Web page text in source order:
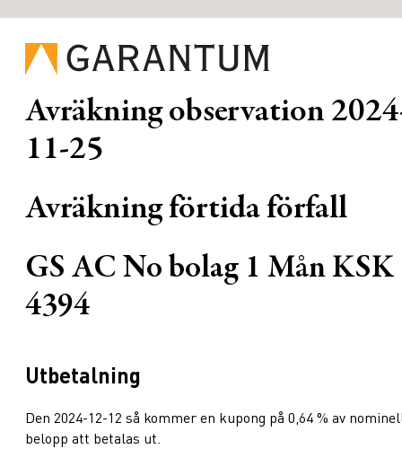
Avräkning observation
11-25
Avräkning förtida förfall
GS AC No bolag 1 Mån KSK
4394
Utbetalning
Den 2024-12-12 så kommer en kupong på 0,64 % av
belopp att betalas ut.